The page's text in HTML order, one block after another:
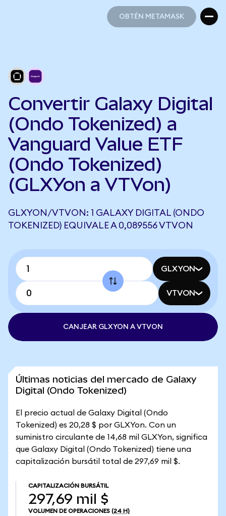
OBTÉN METAMASK
Convertir Galaxy Digital
(Ondo Tokenized) a
Vanguard Value ETF
(Ondo Tokenized)
(GLXYon a VTVon)
GLXYON/VTVON: 1 GALAXY DIGITAL (ONDO
TOKENIZED) EQUIVALE A 0,089556 VTVON
GLXYON
VTVON
CANJEAR GLXYON A VTVON
Últimas noticias del mercado de Galaxy
Digital (Ondo Tokenized)
El precio actual de Galaxy Digital (Ondo
Tokenized) es 20,28 $ por GLXYon. Con un
suministro circulante de 14,68 mil GLXYon, significa
que Galaxy Digital (Ondo Tokenized) tiene una
capitalización bursátil total de 297,69 mil $.
CAPITALIZACIÓN BURSÁTIL
297,69 mil $
VOLUMEN DE OPERACIONES (24 H)